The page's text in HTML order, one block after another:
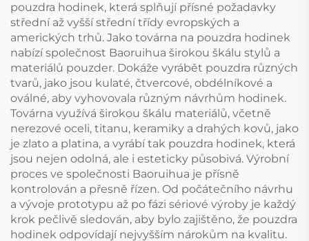
pouzdra hodinek, která splňují přísné požadavky
střední až vyšší střední třídy evropských a
amerických trhů. Jako továrna na pouzdra hodinek
nabízí společnost Baoruihua širokou škálu stylů a
materiálů pouzder. Dokáže vyrábět pouzdra různých
tvarů, jako jsou kulaté, čtvercové, obdélníkové a
oválné, aby vyhovovala různým návrhům hodinek.
Továrna využívá širokou škálu materiálů, včetně
nerezové oceli, titanu, keramiky a drahých kovů, jako
je zlato a platina, a vyrábí tak pouzdra hodinek, která
jsou nejen odolná, ale i esteticky působivá. Výrobní
proces ve společnosti Baoruihua je přísně
kontrolován a přesně řízen. Od počátečního návrhu
a vývoje prototypu až po fázi sériové výroby je každý
krok pečlivě sledován, aby bylo zajištěno, že pouzdra
hodinek odpovídají nejvyšším nárokům na kvalitu.